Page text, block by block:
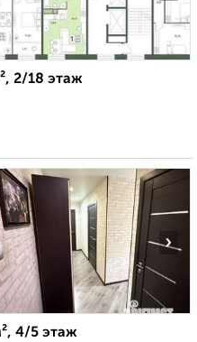
2/18 этаж
›
4/5 этаж